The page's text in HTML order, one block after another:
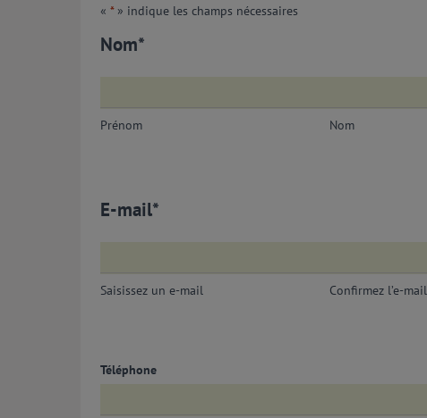
«*» indique les champs nécessaires
Nom*
Prénom Nom
E-mail*
Saisissez un e-mail Confirmez l’e-mail
Téléphone